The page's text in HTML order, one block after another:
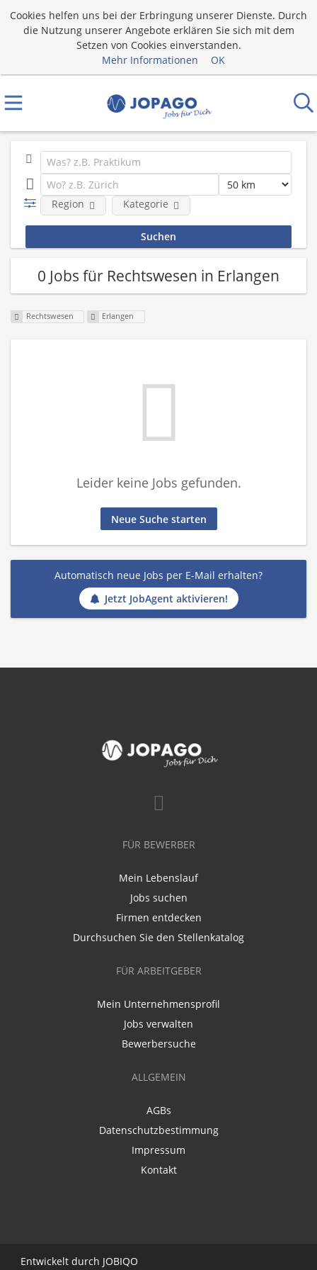
Cookies helfen uns bei der Erbringung unserer Dienste. Durch
die Nutzung unserer Angebote erklären Sie sich mit dem
Setzen von Cookies einverstanden.
Mehr Informationen
OK
Region Kategorie
0 Jobs für Rechtswesen in Erlangen
Rechtswesen Erlangen
Leider keine Jobs gefunden.
Neue Suche starten
Automatisch neue Jobs per E-Mail erhalten?
Jetzt JobAgent aktivieren!
FÜR BEWERBER
Mein Lebenslauf
Jobs suchen
Firmen entdecken
Durchsuchen Sie den Stellenkatalog
FÜR ARBEITGEBER
Mein Unternehmensprofil
Jobs verwalten
Bewerbersuche
ALLGEMEIN
AGBs
Datenschutzbestimmung
Impressum
Kontakt
Entwickelt durch JOBIQO